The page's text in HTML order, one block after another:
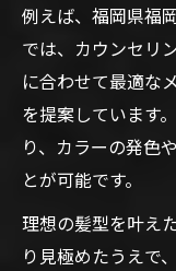
例えば、福岡県福
では、カウンセリ
に合わせて最適な
を提案しています
り、カラーの発色
とが可能です。
理想の髪型を叶え
り見極めたうえで